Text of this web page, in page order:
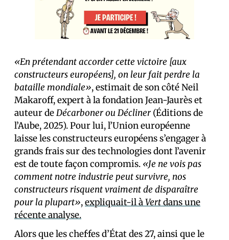
«En prétendant accorder cette victoire [aux
constructeurs européens], on leur fait perdre la
bataille mondiale», estimait de son côté Neil
Makaroff, expert à la fondation Jean-Jaurès et
auteur deDécarboner ou Décliner (Éditions de
l’Aube, 2025). Pour lui, l’Union européenne
laisse les constructeurs européens s’engager à
grands frais sur des technologies dont l’avenir
est de toute façon compromis. «Je ne vois pas
comment notre industrie peut survivre, nos
constructeurs risquent vraiment de disparaître
pour la plupart»,expliquait-il àVertdans une
récente analyse.
Alors que les chef·fes d’État des 27, ainsi que le